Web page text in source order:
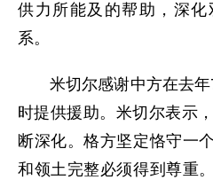
供力所能及的帮助，深
系。
米切尔感谢中方在去
时提供援助。米切尔表示
断深化。格方坚定恪守一
和领土完整必须得到尊重